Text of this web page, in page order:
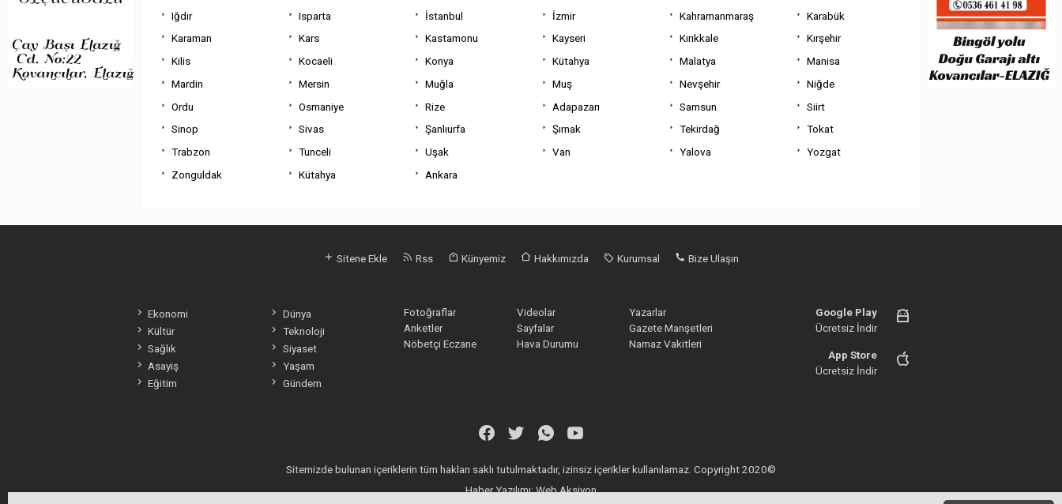
Iğdır
Isparta İstanbul İzmir Kahramanmaraş
Karabük
Karaman
Kars Kastamonu Kayseri Kırıkkale
Kırşehir
Kilis
Kocaeli Konya Kütahya Malatya
Manisa
Mardin
Mersin Muğla Muş Nevşehir
Niğde
Ordu
Osmaniye Rize Adapazarı Samsun
Siirt
Sinop
Sivas Şanlıurfa Şırnak Tekirdağ
Tokat
Trabzon
Tunceli Uşak Van Yalova
Yozgat
Zonguldak
Kütahya Ankara
Sitene Ekle Rss Künyemiz Hakkımızda Kurumsal Bize Ulaşın
Ekonomi
Dünya
Kültür
Teknoloji
Sağlık
Siyaset
Asayiş
Yaşam
Eğitim
Gündem
Fotoğraflar Videolar
Yazarlar
Anketler
Sayfalar
Gazete Manşetleri
Nöbetçi Eczane
Hava Durumu Namaz Vakitleri
Google Play
Ücretsiz İndir
App Store
Ücretsiz İndir
Sitemizde bulunan içeriklerin tüm hakları saklı tutulmaktadır, izinsiz içerikler kullanılamaz. Copyright 2020©
Haber Yazılımı:Web Aksiyon